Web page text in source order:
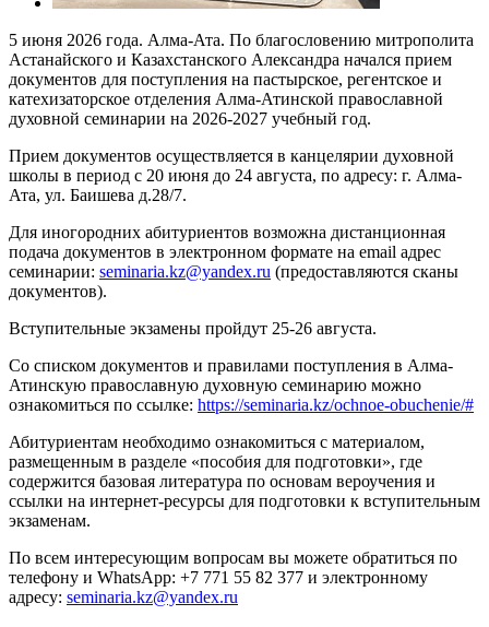
5 июня 2026 года. Алма-Ата. По благословению митрополита
Астанайского и Казахстанского Александра начался прием
документов для поступления на пастырское, регентское и
катехизаторское отделения Алма-Атинской православной
духовной семинарии на 2026-2027 учебный год.
Прием документов осуществляется в канцелярии духовной
школы в период с 20 июня до 24 августа, по адресу: г. Алма-
Ата, ул. Баишева д.28/7.
Для иногородних абитуриентов возможна дистанционная
подача документов в электронном формате на email адрес
семинарии: seminaria.kz@yandex.ru (предоставляются сканы
документов).
Вступительные экзамены пройдут 25-26 августа.
Со списком документов и правилами поступления в Алма-
Атинскую православную духовную семинарию можно
ознакомиться по ссылке: https://seminaria.kz/ochnoe-obuchenie/#
Абитуриентам необходимо ознакомиться с материалом,
размещенным в разделе «пособия для подготовки», где
содержится базовая литература по основам вероучения и
ссылки на интернет-ресурсы для подготовки к вступительным
экзаменам.
По всем интересующим вопросам вы можете обратиться по
телефону и WhatsApp: +7 771 55 82 377 и электронному
адресу: seminaria.kz@yandex.ru